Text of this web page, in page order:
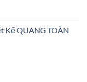
Kế QUANG TOÀN